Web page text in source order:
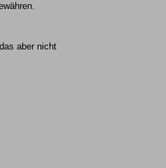
aber nicht